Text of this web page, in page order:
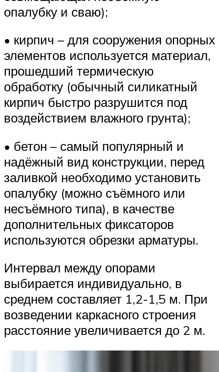
опалубку и сваю);
• кирпич – для сооружения опорных
элементов используется материал,
прошедший термическую
обработку (обычный силикатный
кирпич быстро разрушится под
воздействием влажного грунта);
• бетон – самый популярный и
надёжный вид конструкции, перед
заливкой необходимо установить
опалубку (можно съёмного или
несъёмного типа), в качестве
дополнительных фиксаторов
используются обрезки арматуры.
Интервал между опорами
выбирается индивидуально, в
среднем составляет 1,2-1,5 м. При
возведении каркасного строения
расстояние увеличивается до 2 м.